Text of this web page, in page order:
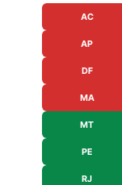
AC
AP
DF
MA
MT
PE
RJ